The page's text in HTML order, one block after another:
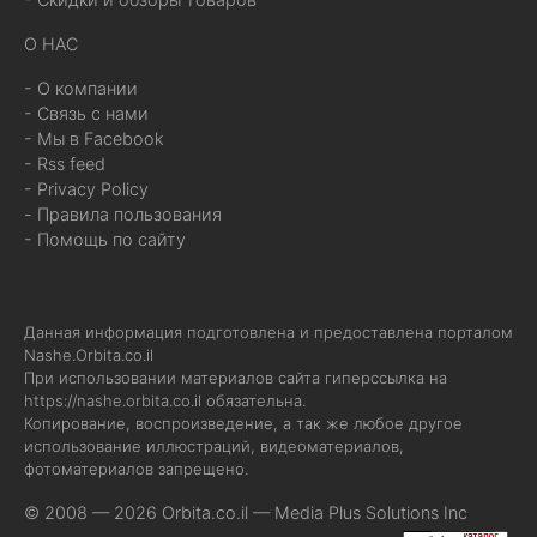
О НАС
- О компании
- Связь с нами
- Мы в Facebook
- Rss feed
- Privacy Policy
- Правила пользования
- Помощь по сайту
Данная информация подготовлена и предоставлена порталом
Nashe.Orbita.co.il
При использовании материалов сайта гиперссылка на
https://nashe.orbita.co.il обязательна.
Копирование, воспроизведение, а так же любое другое
использование иллюстраций, видеоматериалов,
фотоматериалов запрещено.
© 2008 — 2026 Orbita.co.il — Media Plus Solutions Inc